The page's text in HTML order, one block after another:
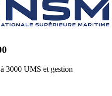
3000 UMS et gestion